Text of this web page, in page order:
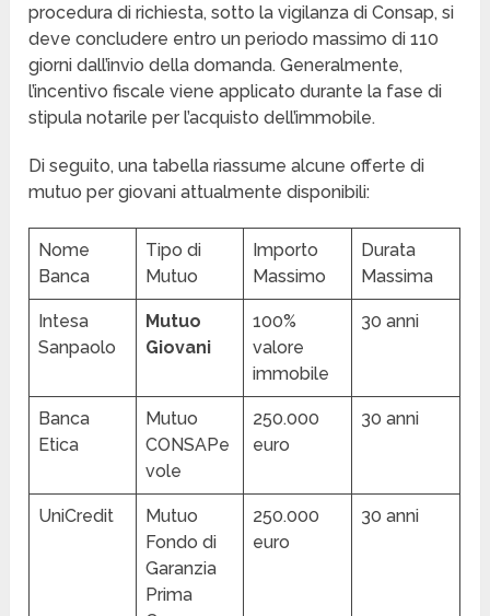
procedura di richiesta, sotto la vigilanza di Consap, si
deve concludere entro un periodo massimo di 110
giorni dall’invio della domanda. Generalmente,
l’incentivo fiscale viene applicato durante la fase di
stipula notarile per l’acquisto dell’immobile.
Di seguito, una tabella riassume alcune offerte di
mutuo per giovani attualmente disponibili:
Nome
Banca
Tipo di
Mutuo
Importo
Massimo
Durata
Massima
Intesa
Sanpaolo
Mutuo
Giovani
100%
valore
immobile
30 anni
Banca
Etica
Mutuo
CONSAPe
vole
250.000
euro
30 anni
UniCredit
Mutuo
Fondo di
Garanzia
Prima
250.000
euro
30 anni